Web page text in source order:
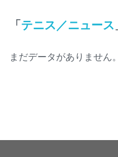
「 テニス／ニュース
まだデータがありません。